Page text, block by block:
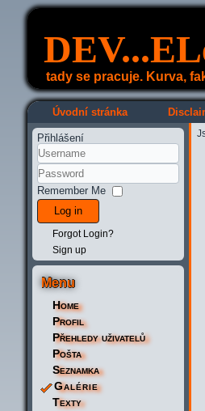
tady se pracuje. Kurva,
Úvodní stránka
Přihlášení
Remember Me
Log in
Forgot Login?
Sign up
Menu
Home
Profil
Přehledy uživatelů
Pošta
Seznamka
Galérie
Texty